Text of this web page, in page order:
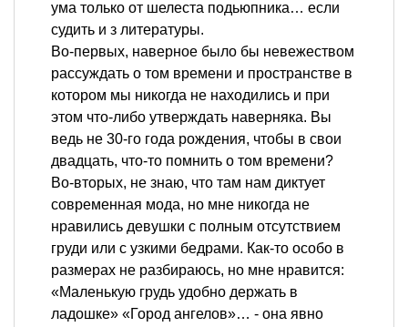
ума только от шелеста подьюпника… если
судить и з литературы.
Во-первых, наверное было бы невежеством
рассуждать о том времени и пространстве в
котором мы никогда не находились и при
этом что-либо утверждать наверняка. Вы
ведь не 30-го года рождения, чтобы в свои
двадцать, что-то помнить о том времени?
Во-вторых, не знаю, что там нам диктует
современная мода, но мне никогда не
нравились девушки с полным отсутствием
груди или с узкими бедрами. Как-то особо в
размерах не разбираюсь, но мне нравится:
«Маленькую грудь удобно держать в
ладошке» «Город ангелов»… - она явно